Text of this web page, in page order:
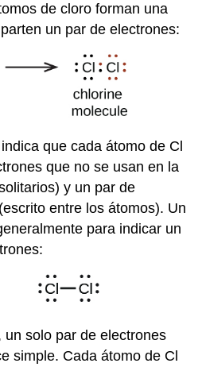
de cloro forman una
un par de electrones:
que cada átomo de Cl
que no se usan en la
y un par de
entre los átomos). Un
para indicar un
solo par de electrones
simple. Cada átomo de Cl